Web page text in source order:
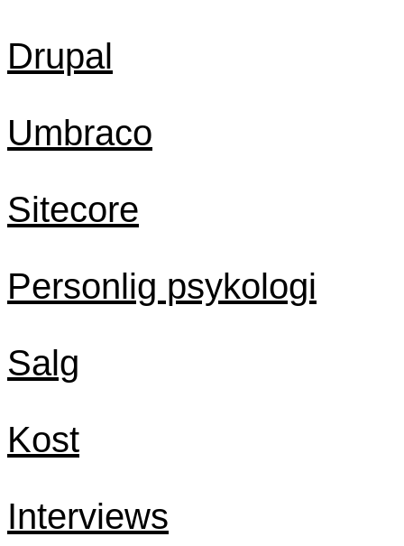
Drupal
Umbraco
Sitecore
Personlig psykologi
Salg
Kost
Interviews